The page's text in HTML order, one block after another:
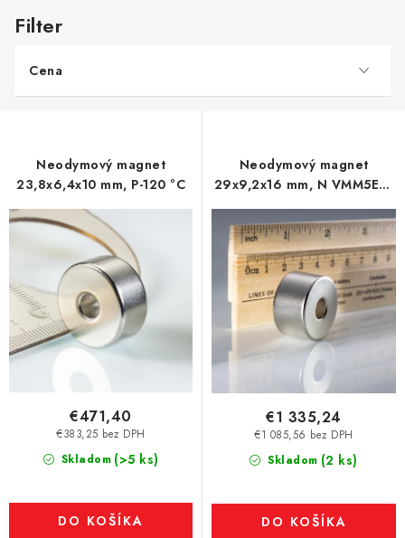
ý
s
o
d
u
t
o
v
Cena
Neodymový magnet
23,8x6,4x10 mm, P-120 °C
Skladom (>5 ks)
€383,25 bez DPH
€471,40
DO KOŠÍKA
Neodymový magnet
29x9,2x16 mm, N VMM5EH-
200 °C
Skladom (2 ks)
€1 085,56 bez DPH
€1 335,24
DO KOŠÍKA